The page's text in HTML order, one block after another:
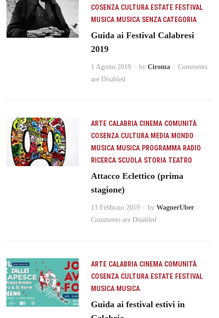
COSENZA CULTURA ESTATE FESTIVAL
MUSICA MUSICA SENZA CATEGORIA
Guida ai Festival Calabresi
2019
1 Agosto 2019 by Ciroma
Comments
are Disabled
ARTE CALABRIA CINEMA COMUNITÀ
COSENZA CULTURA MEDIA MONDO
MUSICA MUSICA PROGRAMMA RADIO
RICERCA SCUOLA STORIA TEATRO
Attacco Eclettico (prima
stagione)
13 Febbraio 2019 by WagnerUber
Comments are Disabled
ARTE CALABRIA CINEMA COMUNITÀ
COSENZA CULTURA ESTATE FESTIVAL
MUSICA MUSICA
Guida ai festival estivi in